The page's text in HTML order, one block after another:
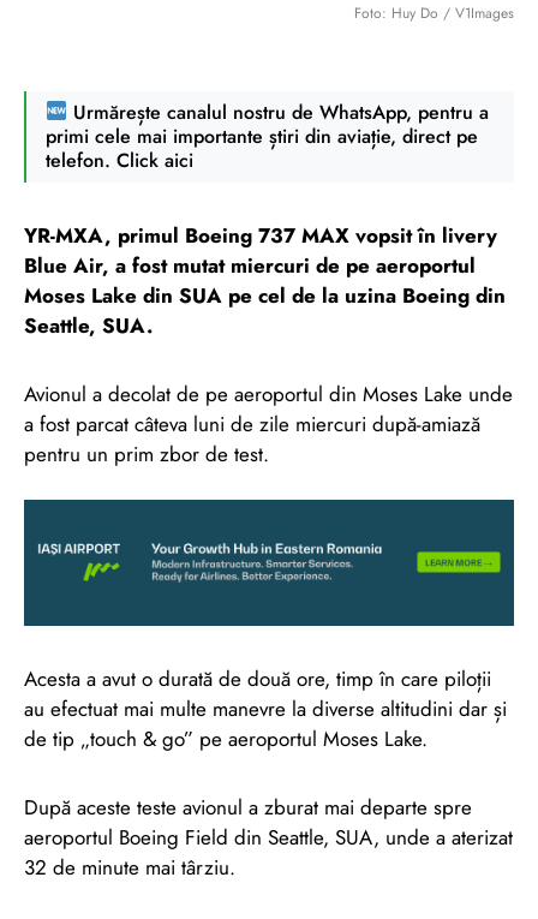
Foto: Huy Do / V1Images
Urmărește canalul nostru de WhatsApp, pentru a
primi cele mai importante știri din aviație, direct pe
telefon. Click aici
YR-MXA, primul Boeing 737 MAX vopsit în livery
Blue Air, a fost mutat miercuri de pe aeroportul
Moses Lake din SUA pe cel de la uzina Boeing din
Seattle, SUA.
Avionul a decolat de pe aeroportul din Moses Lake unde
a fost parcat câteva luni de zile miercuri după-amiază
pentru un prim zbor de test.
Acesta a avut o durată de două ore, timp în care piloții
au efectuat mai multe manevre la diverse altitudini dar și
de tip „touch & go” pe aeroportul Moses Lake.
După aceste teste avionul a zburat mai departe spre
aeroportul Boeing Field din Seattle, SUA, unde a aterizat
32 de minute mai târziu.